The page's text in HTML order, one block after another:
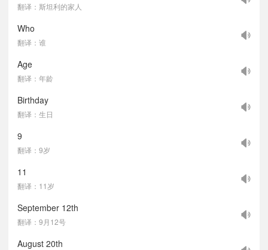
翻译：斯坦利的家人
Who
翻译：谁
Age
翻译：年龄
Birthday
翻译：生日
9
翻译：9岁
11
翻译：11岁
September 12th
翻译：9月12号
August 20th